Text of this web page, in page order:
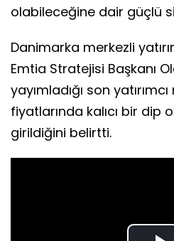
olabileceğine dair güçlü
Danimarka merkezli
Emtia Stratejisi Başkanı
yayımladığı son
fiyatlarında kalıcı bir dip
girildiğini belirtti.